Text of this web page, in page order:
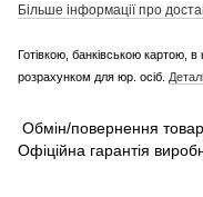
Більше інформації про
Готівкою, банківською картою, в
розрахунком для юр. осіб.
Обмін/повернення
Офіційна гарантія